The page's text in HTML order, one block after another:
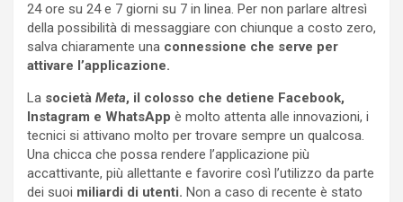
24 ore su 24 e 7 giorni su 7 in linea. Per non parlare altresì
della possibilità di messaggiare con chiunque a costo zero,
salva chiaramente una connessione che serve per
attivare l’applicazione.
La società Meta, il colosso che detiene Facebook,
Instagram e WhatsApp è molto attenta alle innovazioni, i
tecnici si attivano molto per trovare sempre un qualcosa.
Una chicca che possa rendere l’applicazione più
accattivante, più allettante e favorire così l’utilizzo da parte
dei suoi miliardi di utenti. Non a caso di recente è stato